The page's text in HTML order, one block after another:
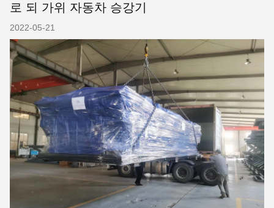
로 되 가위 자동차 승강기
2022-05-21